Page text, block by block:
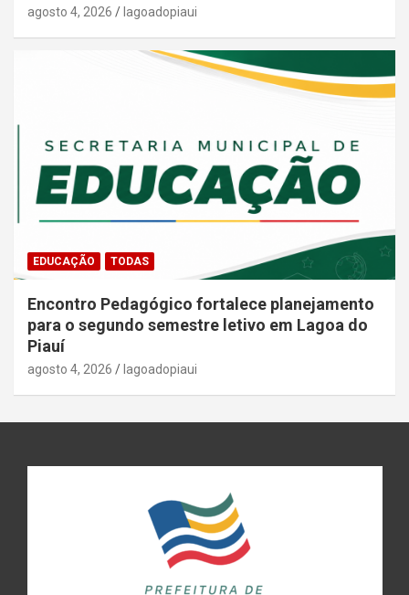
agosto 4, 2026 lagoadopiaui
EDUCAÇÃO TODAS
Encontro Pedagógico fortalece planejamento
para o segundo semestre letivo em Lagoa do
Piauí
agosto 4, 2026 lagoadopiaui